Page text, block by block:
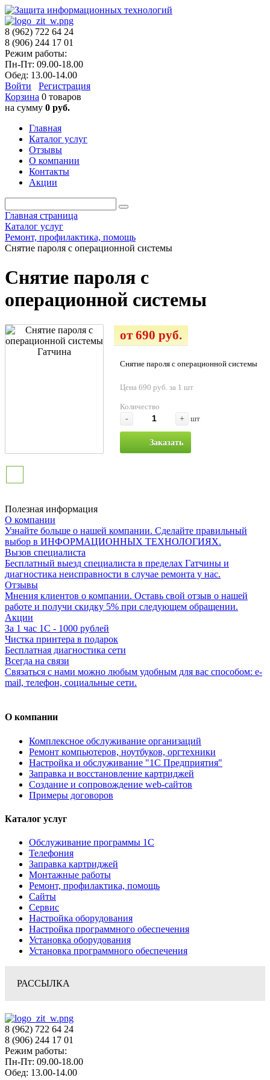
8 (962) 722 64 24
8 (906) 244 17 01
Режим работы:
Пн-Пт: 09.00-18.00
Обед: 13.00-14.00
Войти
Регистрация
Корзина 0 товаров
на сумму 0 руб.
Главная
Каталог услуг
Отзывы
О компании
Контакты
Акции
Главная страница
Каталог услуг
Ремонт, профилактика, помощь
Снятие пароля с операционной системы
Снятие пароля с
операционной системы
от 690 руб.
Снятие пароля с операционной системы
Цена 690 руб. за 1 шт
Количество
-
+ шт
Заказать
Полезная информация
О компании
Узнайте больше о нашей компании. Сделайте правильный
выбор в ИНФОРМАЦИОННЫХ ТЕХНОЛОГИЯХ.
Вызов специалиста
Бесплатный выезд специалиста в пределах Гатчины и
диагностика неисправности в случае ремонта у нас.
Отзывы
Мнения клиентов о компании. Оставь свой отзыв о нашей
работе и получи скидку 5% при следующем обращении.
Акции
За 1 час 1С - 1000 рублей
Чистка принтера в подарок
Бесплатная диагностика сети
Всегда на связи
Связаться с нами можно любым удобным для вас способом: e-
mail, телефон, социальные сети.
О компании
Комплексное обслуживание организаций
Ремонт компьютеров, ноутбуков, оргтехники
Настройка и обслуживание "1С Предприятия"
Заправка и восстановление картриджей
Создание и сопровождение web-сайтов
Примеры договоров
Каталог услуг
Обслуживание программы 1С
Телефония
Заправка картриджей
Монтажные работы
Ремонт, профилактика, помощь
Сайты
Сервис
Настройка оборудования
Настройка программного обеспечения
Установка оборудования
Установка программного обеспечения
РАССЫЛКА
8 (962) 722 64 24
8 (906) 244 17 01
Режим работы:
Пн-Пт: 09.00-18.00
Обед: 13.00-14.00